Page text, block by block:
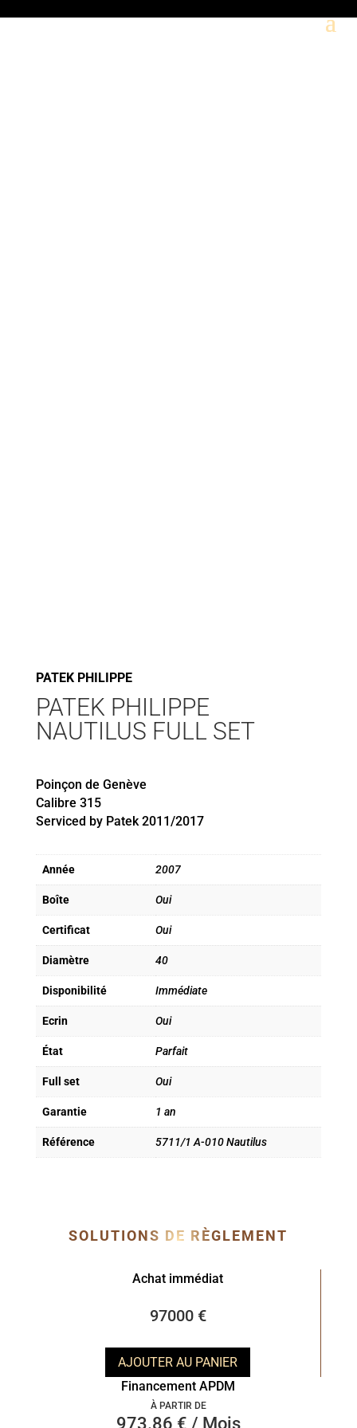
PATEK PHILIPPE
PATEK PHILIPPE
NAUTILUS FULL SET
Poinçon de Genève
Calibre 315
Serviced by Patek 2011/2017
Année 2007
Boîte Oui
Certificat Oui
Diamètre 40
Disponibilité Immédiate
Ecrin Oui
État Parfait
Full set Oui
Garantie 1 an
Référence 5711/1 A-010 Nautilus
SOLUTIONS DE RÈGLEMENT
Achat immédiat
97000 €
AJOUTER AU PANIER
Financement APDM
À PARTIR DE
973.86 € / Mois